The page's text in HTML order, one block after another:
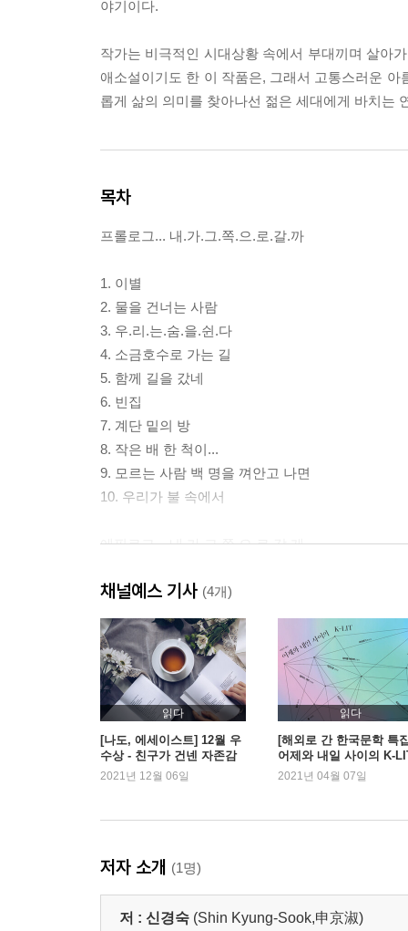
야기이다.
작가는 비극적인 시대상황 속에서 부대끼며 살아
애소설이기도 한 이 작품은, 그래서 고통스러운
롭게 삶의 의미를 찾아나선 젊은 세대에게 바치는
목차
프롤로그... 내.가.그.쪽.으.로.갈.까
1. 이별
2. 물을 건너는 사람
3. 우.리.는.숨.을.쉰.다
4. 소금호수로 가는 길
5. 함께 길을 갔네
6. 빈집
7. 계단 밑의 방
8. 작은 배 한 척이...
9. 모르는 사람 백 명을 껴안고 나면
10. 우리가 불 속에서
에필로그... 내.가.그.쪽.으.로.갈.게
작가의 말
채널예스 기사 (4개)
읽다
[나도, 에세이스트] 12월 우
수상 - 친구가 건넨 자존감
한 권
2021년 12월 06일
읽다
[해외로 간 한국문학 특
어제와 내일 사이의 K-
2021년 04월 07일
저자 소개 (1명)
저 : 신경숙 (Shin Kyung-Sook,申京淑)